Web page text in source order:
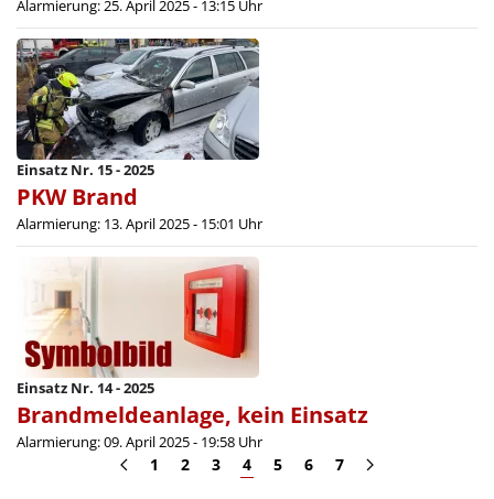
Alarmierung: 25. April 2025 - 13:15 Uhr
Einsatz Nr. 15 - 2025
PKW Brand
Alarmierung: 13. April 2025 - 15:01 Uhr
Einsatz Nr. 14 - 2025
Brandmeldeanlage, kein Einsatz
Alarmierung: 09. April 2025 - 19:58 Uhr
1 2 3 4 5 6 7